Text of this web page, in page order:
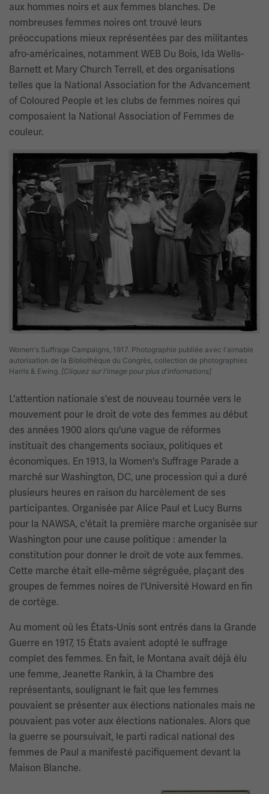
aux hommes noirs et aux femmes blanches. De
nombreuses femmes noires ont trouvé leurs
préoccupations mieux représentées par des militantes
afro-américaines, notamment WEB Du Bois, Ida Wells-
Barnett et Mary Church Terrell, et des organisations
telles que la National Association for the Advancement
of Coloured People et les clubs de femmes noires qui
composaient la National Association of Femmes de
couleur.
Image(s)
Women's Suffrage Campaigns, 1917. Photographie publiée avec l'aimable
autorisation de la Bibliothèque du Congrès, collection de photographies
Harris & Ewing. [Cliquez sur l'image pour plus d'informations]
L'attention nationale s'est de nouveau tournée vers le
mouvement pour le droit de vote des femmes au début
des années 1900 alors qu'une vague de réformes
instituait des changements sociaux, politiques et
économiques. En 1913, la Women's Suffrage Parade a
marché sur Washington, DC, une procession qui a duré
plusieurs heures en raison du harcèlement de ses
participantes. Organisée par Alice Paul et Lucy Burns
pour la NAWSA, c'était la première marche organisée sur
Washington pour une cause politique : amender la
constitution pour donner le droit de vote aux femmes.
Cette marche était elle-même ségréguée, plaçant des
groupes de femmes noires de l'Université Howard en fin
de cortège.
Au moment où les États-Unis sont entrés dans la Grande
Guerre en 1917, 15 États avaient adopté le suffrage
complet des femmes. En fait, le Montana avait déjà élu
une femme, Jeanette Rankin, à la Chambre des
représentants, soulignant le fait que les femmes
pouvaient se présenter aux élections nationales mais ne
pouvaient pas voter aux élections nationales. Alors que
la guerre se poursuivait, le parti radical national des
femmes de Paul a manifesté pacifiquement devant la
Maison Blanche.